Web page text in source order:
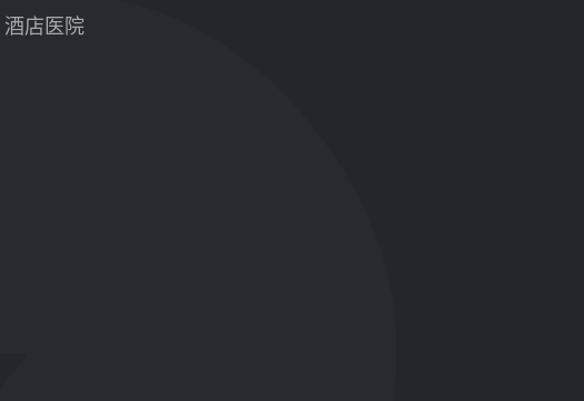
酒店医院